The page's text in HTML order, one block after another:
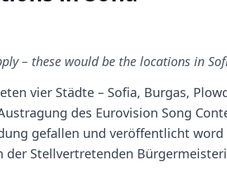
– these would be the locations in
vier Städte – Sofia, Burgas,
des Eurovision Song
gefallen und veröffentlicht word
der Stellvertretenden